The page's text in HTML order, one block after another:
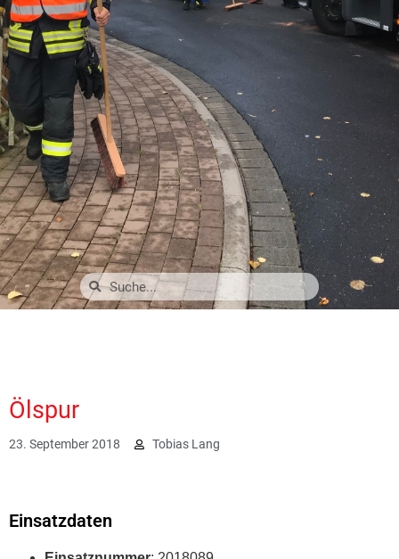
Ölspur
23. September 2018 Tobias Lang
Einsatzdaten